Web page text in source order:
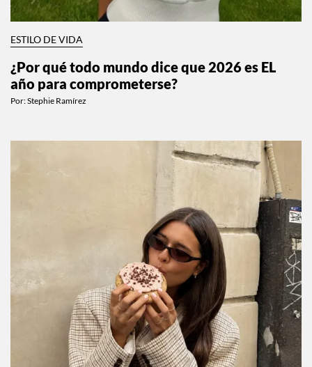
ESTILO DE VIDA
¿Por qué todo mundo dice que 2026 es EL
año para comprometerse?
Por:Stephie Ramírez